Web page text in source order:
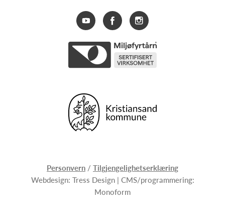
Personvern / Tilgjengelighetserklæring
Webdesign: Tress Design| CMS/programmering:
Monoform